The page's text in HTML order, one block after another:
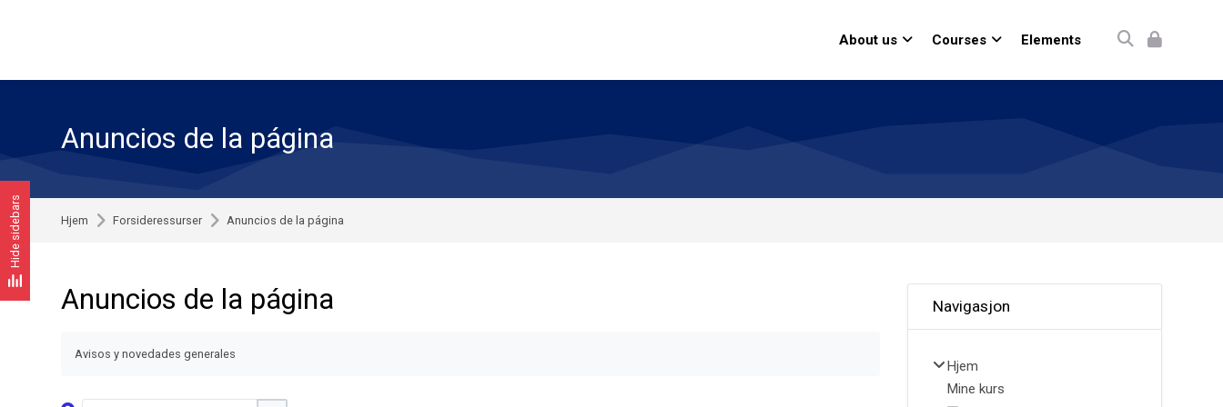
About us
Courses Elements
Anuncios de la página
Hjem Forsideressurser Anuncios de la página
Anuncios de la página
Avisos y novedades generales
Navigasjon
Hjem
Mine kurs
Hide sidebars